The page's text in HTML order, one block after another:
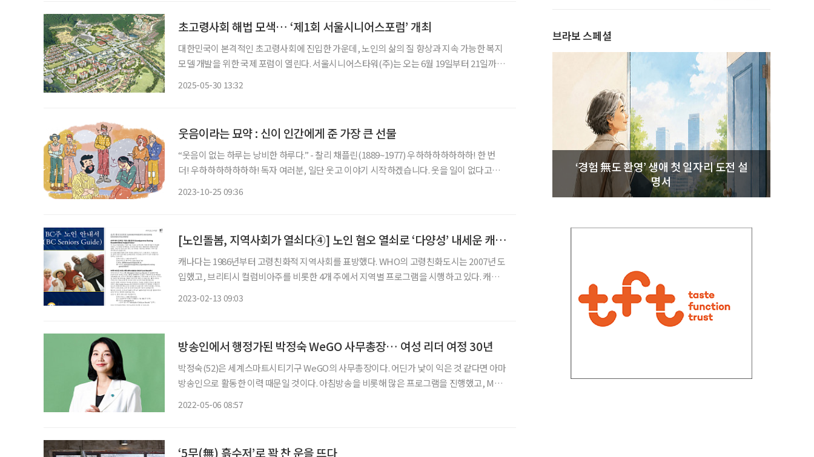
초고령사회 해법 모색… ‘제1회 서울시니어스포럼’ 개최
대한민국이 본격적인 초고령사회에 진입한 가운데, 노인의 삶의 질 향상과 지속 가능한 복지
모델 개발을 위한 국제 포럼이 열린다. 서울시니어스타워(주)는 오는 6월 19일부터 21일까지
2025-05-30 13:32
웃음이라는 묘약 : 신이 인간에게 준 가장 큰 선물
“웃음이 없는 하루는 낭비한 하루다.” - 찰리 채플린(1889~1977) 우하하하하하하하! 한 번
더! 우하하하하하하하! 독자 여러분, 일단 웃고 이야기 시작하겠습니다. 웃을 일이 없다고요?
2023-10-25 09:36
[노인돌봄, 지역사회가 열쇠다④] 노인 혐오 열쇠로 ‘다양성’ 내세운 캐나다
캐나다는 1986년부터 고령친화적 지역사회를 표방했다. WHO의 고령친화도시는 2007년 도
입했고, 브리티시 컬럼비아주를 비롯한 4개 주에서 지역별 프로그램을 시행하고 있다. 캐나
2023-02-13 09:03
방송인에서 행정가된 박정숙 WeGO 사무총장… 여성 리더 여정 30년
박정숙(52)은 세계스마트시티기구 WeGO의 사무총장이다. 어딘가 낯이 익은 것 같다면 아마
방송인으로 활동한 이력 때문일 것이다. 아침방송을 비롯해 많은 프로그램을 진행했고, MBC
2022-05-06 08:57
‘5무(無) 흙수저’로 꽉 찬 운을 뜨다
브라보 스페셜
‘경험 無도 환영’ 생애 첫 일자리 도전 설
명서